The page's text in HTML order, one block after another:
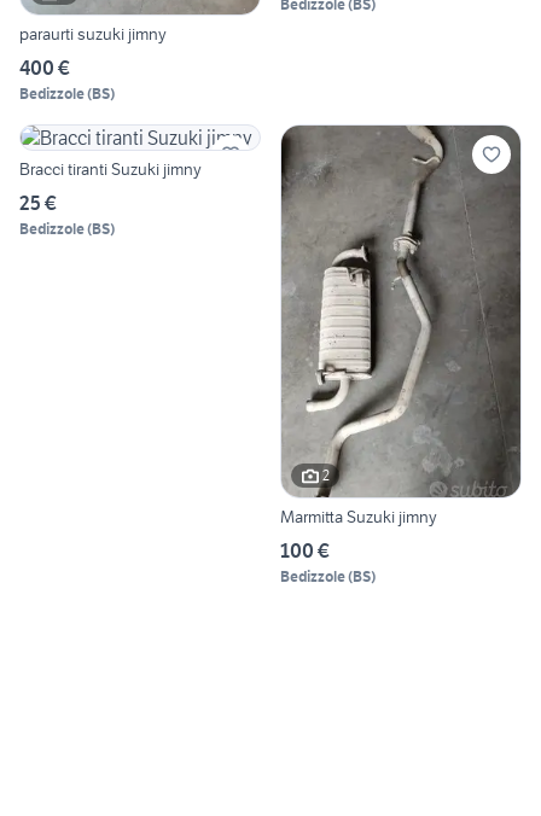
paraurti suzuki jimny
400 €
Bedizzole(BS)
Bedizzole(BS)
Bracci tiranti Suzuki jimny
25 €
Bedizzole(BS)
2
Marmitta Suzuki jimny
100 €
Bedizzole(BS)